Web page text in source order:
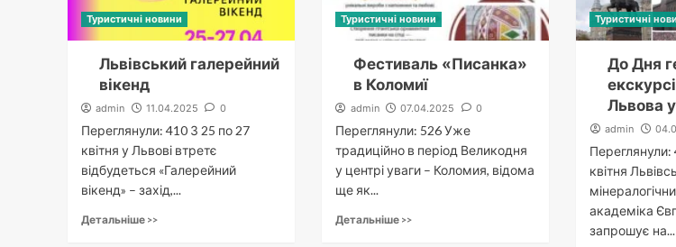
Туристичні новини
Львівський галерейний
вікенд
admin 11.04.2025 0
Переглянули: 410 З 25 по 27
квітня у Львові втретє
відбудеться «Галерейний
вікенд» – захід,...
Детальніше >>
Туристичні новини
Фестиваль «Писанка»
в Коломиї
admin 07.04.2025 0
Переглянули: 526 Уже
традиційно в період Великодня
у центрі уваги – Коломия, відома
ще як...
Детальніше >>
Туристичні
До Дня
Львова
admin
Переглянули:
квітня
академіка
запрошує на...